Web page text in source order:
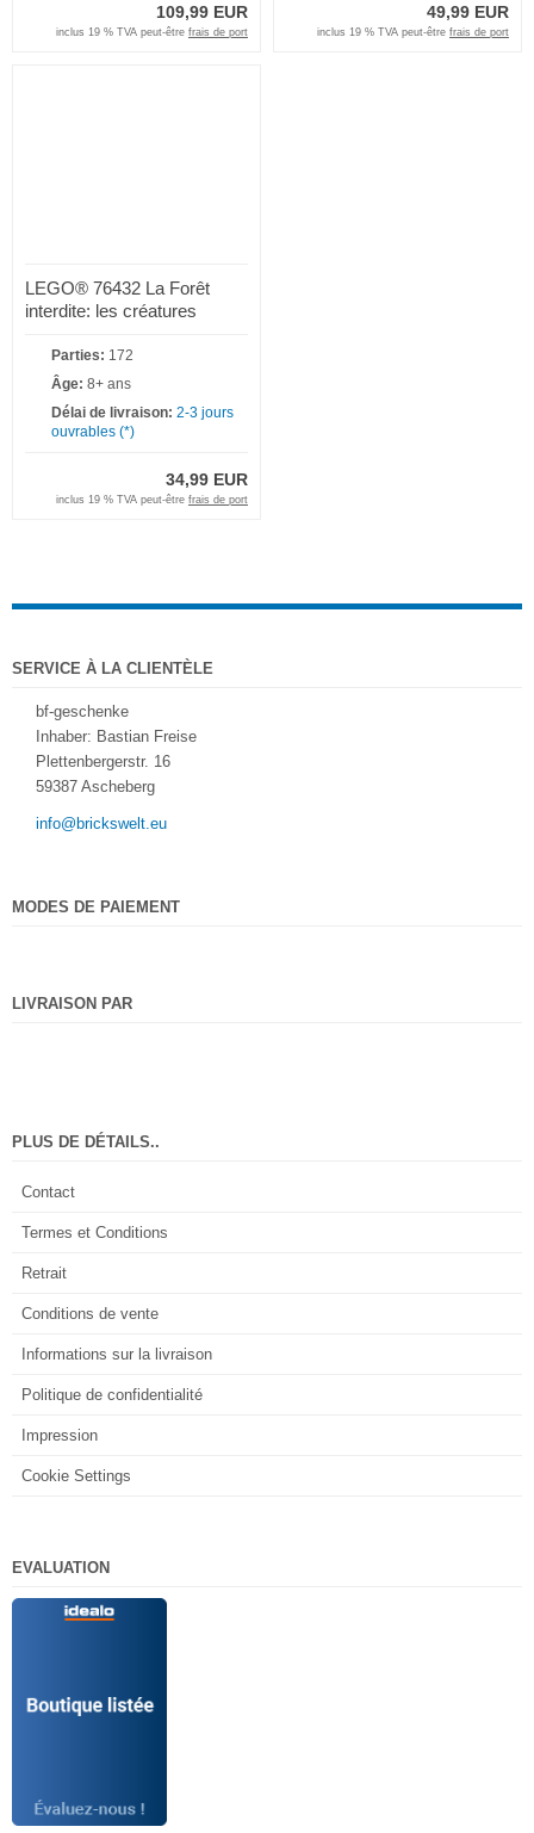
109,99 EUR
inclus 19 % TVA peut-être frais de port
49,99 EUR
inclus 19 % TVA peut-être frais de port
LEGO® 76432 La Forêt
interdite: les créatures
Parties: 172
Âge: 8+ ans
Délai de livraison: 2-3 jours
ouvrables (*)
34,99 EUR
inclus 19 % TVA peut-être frais de port
SERVICE À LA CLIENTÈLE
bf-geschenke
Inhaber: Bastian Freise
Plettenbergerstr. 16
59387 Ascheberg
info@brickswelt.eu
MODES DE PAIEMENT
LIVRAISON PAR
PLUS DE DÉTAILS..
Contact
Termes et Conditions
Retrait
Conditions de vente
Informations sur la livraison
Politique de confidentialité
Impression
Cookie Settings
EVALUATION